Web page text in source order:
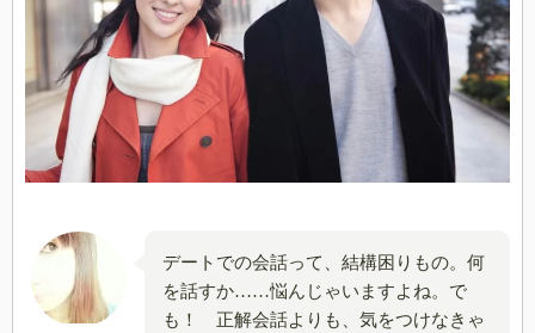
デートでの会話って、結構困りもの。何
を話すか……悩んじゃいますよね。で
も！ 正解会話よりも、気をつけなきゃ